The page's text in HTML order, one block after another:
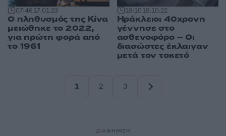
07:4617.01.23
Ο πληθυσμός της Κίνα
μειώθηκε το 2022,
για πρώτη φορά από
το 1961
19:1019.10.22
Ηράκλειο: 40χρονη
γέννησε στο
ασθενοφόρο – Οι
διασώστες έκλαιγαν
μετά τον τοκετό
1
2
3
ΔΙΑΦΗΜΙΣΗ